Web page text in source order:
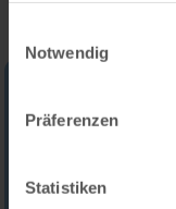
Notwendig
Präferenzen
Statistiken